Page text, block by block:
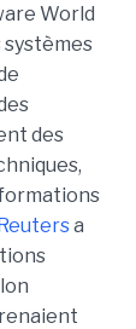
World
des
a